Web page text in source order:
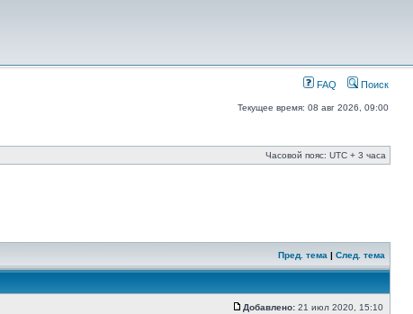
FAQ Поиск
Текущее время: 08 авг 2026, 09:00
Часовой пояс: UTC + 3 часа
Пред. тема | След. тема
Добавлено: 21 июл 2020, 15:10